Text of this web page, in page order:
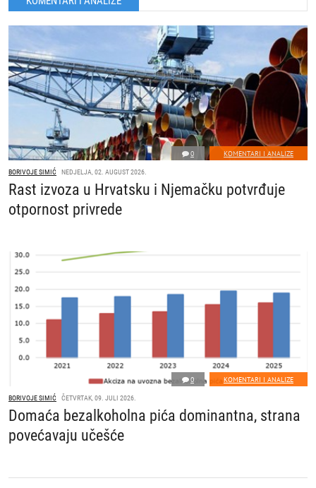
0 KOMENTARI I ANALIZE
BORIVOJE SIMIĆ NEDJELJA, 02. AUGUST 2026.
Rast izvoza u Hrvatsku i Njemačku potvrđuje
otpornost privrede
0 KOMENTARI I ANALIZE
BORIVOJE SIMIĆ ČETVRTAK, 09. JULI 2026.
Domaća bezalkoholna pića dominantna, strana
povećavaju učešće